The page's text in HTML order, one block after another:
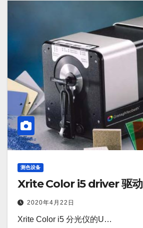
测色设备
Xrite Color i5 driver 驱动
2020年4月22日
Xrite Color i5 分光仪的U…